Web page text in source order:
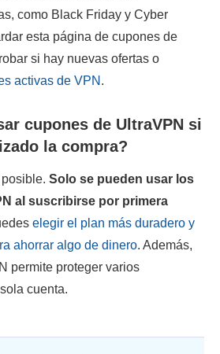
como Black Friday y Cyber
esta página de cupones de
si hay nuevas ofertas o
activas de VPN .
cupones de UltraVPN si
la compra?
Solo se pueden usar los
al suscribirse por primera
elegir el plan más duradero y
ahorrar algo de dinero. Además,
permite proteger varios
cuenta.